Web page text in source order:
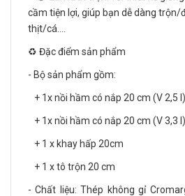
cầm tiện lợi, giúp bạn dễ dàng trộn/
thịt/cá....
♻️ Đặc điểm sản phẩm
- Bộ sản phẩm gồm:
+ 1x nồi hầm có nắp 20 cm (V 2,5 l)
+ 1x nồi hầm có nắp 20 cm (V 3,3 l)
+ 1 x khay hấp 20cm
+ 1 x tô trộn 20 cm
- Chất liệu: Thép không gỉ